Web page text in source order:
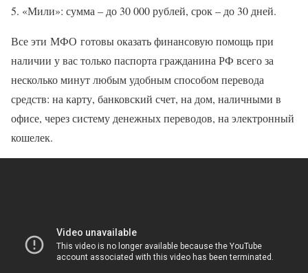
«Мили»: сумма – до 30 000 рублей, срок – до 30 дней.
Все эти МФО готовы оказать финансовую помощь при
наличии у вас только паспорта гражданина РФ всего за
несколько минут любым удобным способом перевода
средств: на карту, банковский счет, на дом, наличными в
офисе, через систему денежных переводов, на электронный
кошелек.